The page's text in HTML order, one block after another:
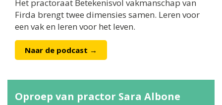
Het practoraat Betekenisvol vakmanschap van
Firda brengt twee dimensies samen. Leren voor
een vak en leren voor het leven.
Naar de podcast →
Oproep van practor Sara Albone